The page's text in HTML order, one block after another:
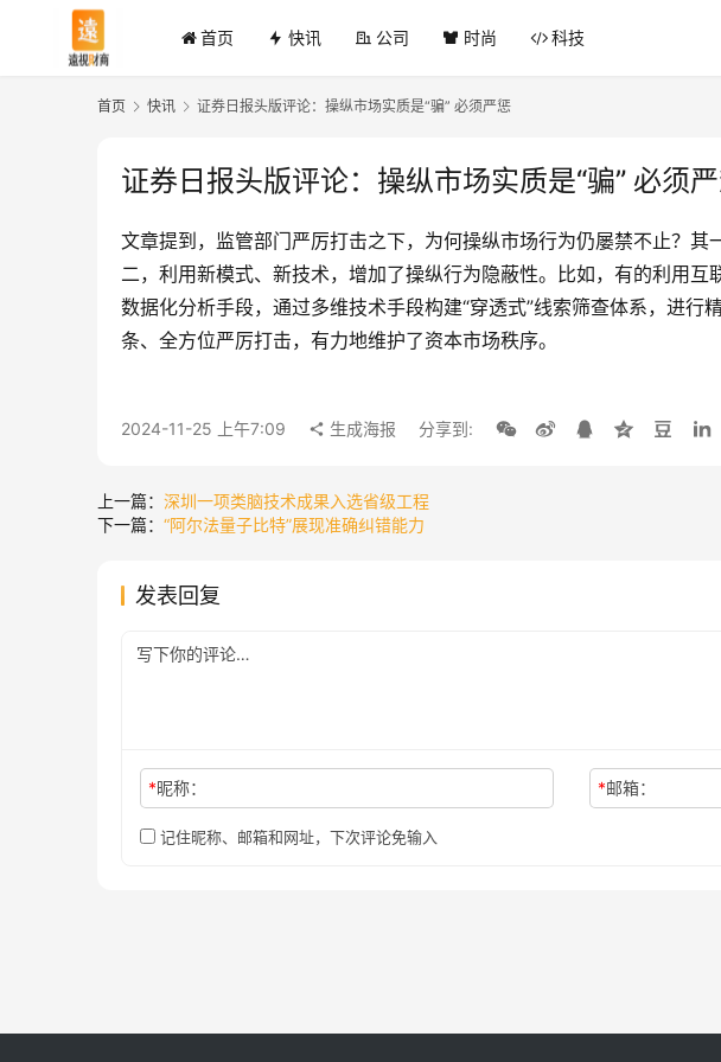
首页 快讯 公司 时尚 科技
首页 快讯 证券日报头版评论：操纵市场实质是“骗” 必须严惩
证券日报头版评论：操纵市场实质是“骗” 必须
文章提到，监管部门严厉打击之下，为何操纵市场行为仍屡禁不止？
二，利用新模式、新技术，增加了操纵行为隐蔽性。比如，有的利用
数据化分析手段，通过多维技术手段构建“穿透式”线索筛查体系，进
条、全方位严厉打击，有力地维护了资本市场秩序。
2024-11-25 上午7:09 生成海报 分享到:
上一篇： 深圳一项类脑技术成果入选省级工程
下一篇： “阿尔法量子比特”展现准确纠错能力
发表回复
*昵称： *邮箱：
记住昵称、邮箱和网址，下次评论免输入